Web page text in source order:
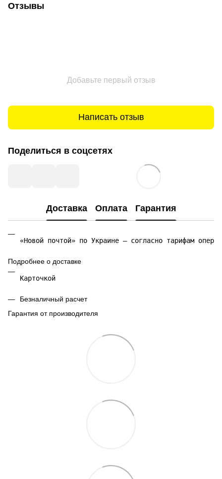
Отзывы
Добавьте первый отзыв
Написать отзыв
Поделиться в соцсетях
Доставка Оплата Гарантия
«Новой почтой» по Украине — согласно тарифам
Подробнее о доставке
Карточкой
Безналичный расчет
Гарантия от производителя